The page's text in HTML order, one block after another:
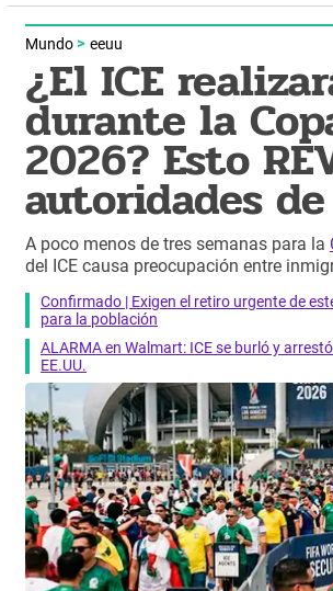
Mundo eeuu
¿El ICE
durante la
2026? Esto
autoridades
A poco menos de tres semanas para la
del ICE causa preocupación entre
Confirmado | Exigen el retiro urgente de
para la población
ALARMA en Walmart: ICE se burló y
EE.UU.